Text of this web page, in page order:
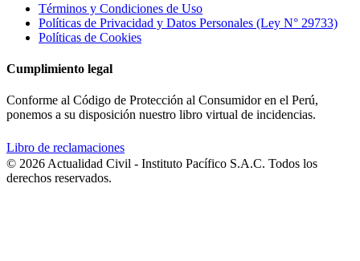
Términos y Condiciones de Uso
Políticas de Privacidad y Datos Personales (Ley N° 29733)
Políticas de Cookies
Cumplimiento legal
Conforme al Código de Protección al Consumidor en el Perú,
ponemos a su disposición nuestro libro virtual de incidencias.
Libro de reclamaciones
© 2026 Actualidad Civil - Instituto Pacífico S.A.C. Todos los
derechos reservados.